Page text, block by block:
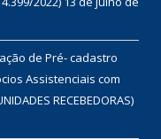
de Pré- cadastro
Assistenciais com
RECEBEDORAS)